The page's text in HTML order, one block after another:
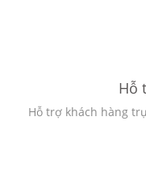
Hỗ
Hỗ trợ khách hàng